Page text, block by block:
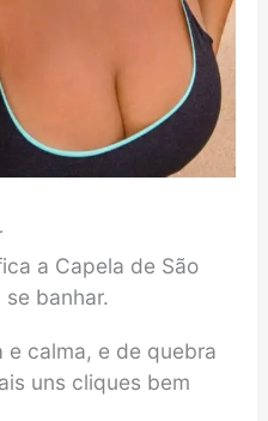
a Capela de São
banhar.
e calma, e de quebra
uns cliques bem